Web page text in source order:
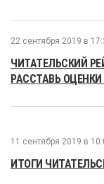
22 сентября 2019 в
ЧИТАТЕЛЬСКИЙ
РАССТАВЬ
11 сентября 2019 в
ИТОГИ